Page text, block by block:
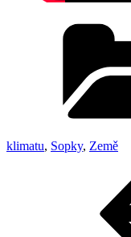
klimatu, Sopky, Země